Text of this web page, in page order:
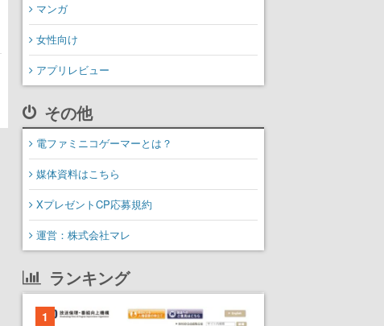
マンガ
女性向け
アプリレビュー
その他
電ファミニコゲーマーとは？
媒体資料はこちら
XプレゼントCP応募規約
運営：株式会社マレ
ランキング
1